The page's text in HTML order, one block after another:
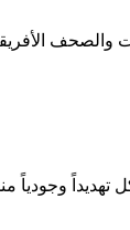
تأسس أول كيان جمهوري